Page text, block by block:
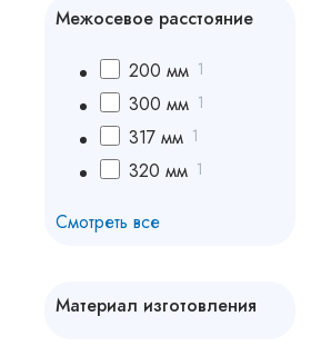
Межосевое расстояние
200 мм 1
300 мм 1
317 мм 1
320 мм 1
Смотреть все
Материал изготовления